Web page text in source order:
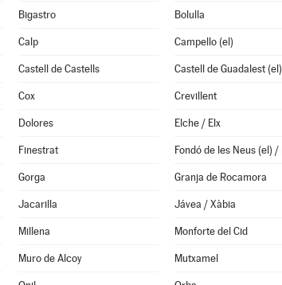
Bigastro Bolulla
Calp Campello (el)
Castell de Castells Castell de Guadalest (el)
Cox Crevillent
Dolores Elche / Elx
Finestrat
Gorga Granja de Rocamora
Jacarilla Jávea / Xàbia
Millena Monforte del Cid
Muro de Alcoy Mutxamel